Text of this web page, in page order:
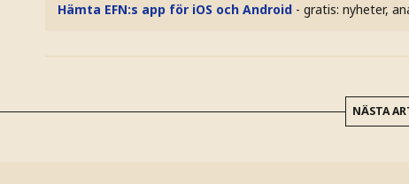
Hämta EFN:s app för iOS och Android - gratis: nyheter,
NÄSTA